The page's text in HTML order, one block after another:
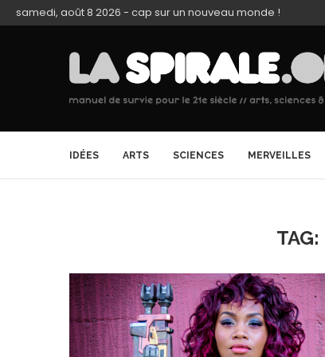
samedi, août 8 2026 - cap sur un nouveau monde !
IDÉES ARTS SCIENCES MERVEILLES
TAG: